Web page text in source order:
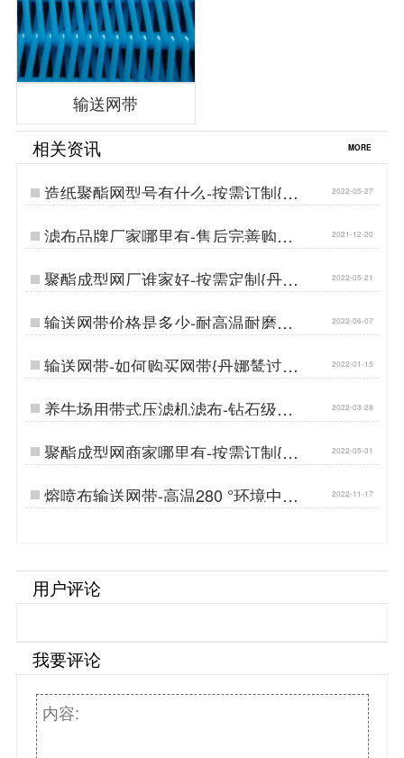
输送网带
相关资讯 MORE
造纸聚酯网型号有什么-按需订制{丹
娜鸶过滤}…
2022-05-27
滤布品牌厂家哪里有-售后完善购买
方便{丹娜鸶过滤}…
2021-12-20
聚酯成型网厂谁家好-按需定制{丹娜
鸶过滤}…
2022-05-21
输送网带价格是多少-耐高温耐磨损
{丹娜鸶过滤}…
2022-06-07
输送网带-如何购买网带{丹娜鸶过滤}
…
2022-01-15
养牛场用带式压滤机滤布-钻石级耐
磨{丹娜鸶过滤}…
2022-03-28
聚酯成型网商家哪里有-按需订制{丹
娜鸶过滤}…
2022-05-31
熔喷布输送网带-高温280 °环境中性
能良好{丹娜鸶过滤}…
2022-11-17
用户评论
我要评论